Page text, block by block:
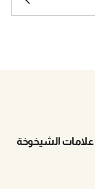
علامات الشيخوخة